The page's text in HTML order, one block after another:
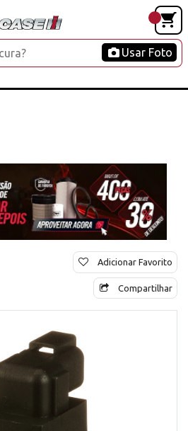
Usar Foto
Adicionar Favorito
Compartilhar